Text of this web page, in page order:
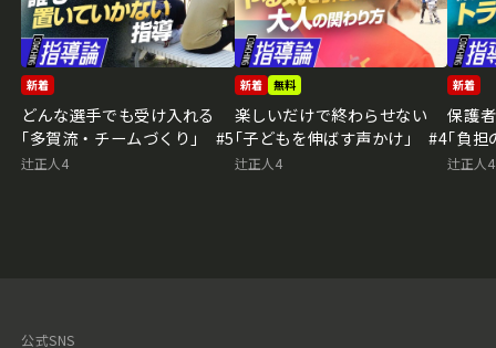
新着
どんな選手でも受け入れる
｢多賀流・チームづくり｣ #5
辻正人4
新着 無料
楽しいだけで終わらせない
｢子どもを伸ばす声かけ｣ #4
辻正人4
新着
保護
｢負
辻正人4
公式SNS